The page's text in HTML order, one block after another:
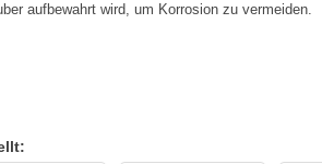
aufbewahrt wird, um Korrosion zu vermeiden.